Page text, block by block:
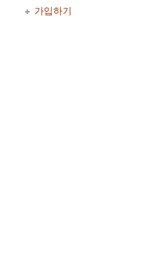
가입하기